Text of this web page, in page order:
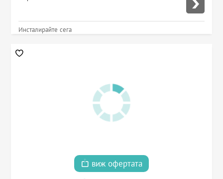
Инсталирайте сега
виж офертата